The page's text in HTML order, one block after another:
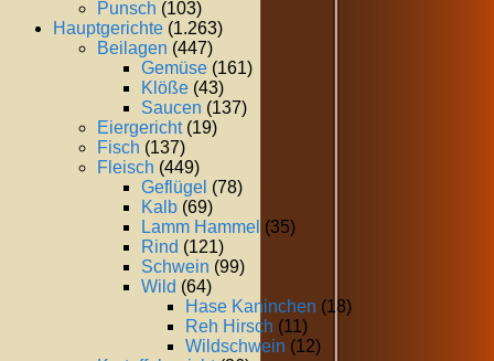
Punsch (103)
Hauptgerichte (1.263)
Beilagen (447)
Gemüse (161)
Klöße (43)
Saucen (137)
Eiergericht(19)
Fisch (137)
Fleisch (449)
Geflügel (78)
Kalb (69)
Lamm Hammel (35)
Rind (121)
Schwein (99)
Wild (64)
Hase Kaninchen (18)
Reh Hirsch (11)
Wildschwein (12)